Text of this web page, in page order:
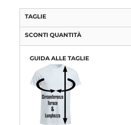
TAGLIE
SCONTI QUANTITÀ
GUIDA ALLE TAGLIE